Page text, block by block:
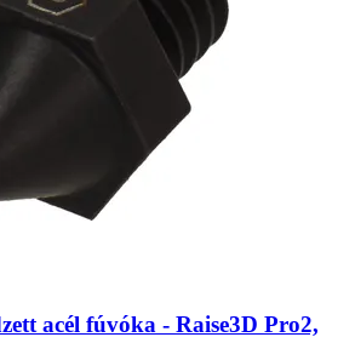
acél fúvóka -​ Raise3D Pro2,